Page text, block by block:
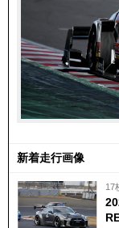
新着走行画像
17